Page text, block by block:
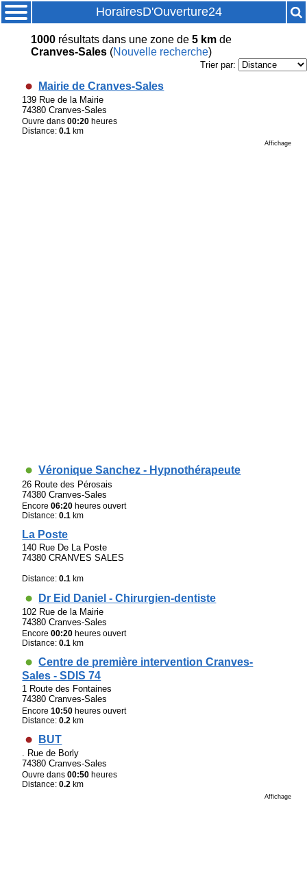
HorairesD'Ouverture24
1000résultatsdans une zone de 5 kmde
Cranves-Sales(Nouvelle recherche)
Trier par:
Mairie de Cranves-Sales
139 Rue de la Mairie
74380 Cranves-Sales
Ouvre dans00:20 heures
Distance:0.1 km
Affichage
Véronique Sanchez - Hypnothérapeute
26 Route des Pérosais
74380 Cranves-Sales
Encore06:20 heures ouvert
Distance:0.1 km
La Poste
140 Rue De La Poste
74380 CRANVES SALES
Distance:0.1 km
Dr Eid Daniel - Chirurgien-dentiste
102 Rue de la Mairie
74380 Cranves-Sales
Encore00:20 heures ouvert
Distance:0.1 km
Centre de première intervention Cranves-
Sales - SDIS 74
1 Route des Fontaines
74380 Cranves-Sales
Encore10:50 heures ouvert
Distance:0.2 km
BUT
. Rue de Borly
74380 Cranves-Sales
Ouvre dans00:50 heures
Distance:0.2 km
Affichage